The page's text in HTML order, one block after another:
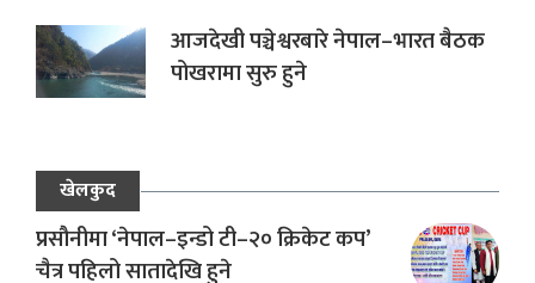
आजदेखी पञ्चेश्वरबारे नेपाल–भारत बैठक
पोखरामा सुरु हुने
खेलकुद
प्रसौनीमा ‘नेपाल–इन्डो टी–२० क्रिकेट कप’
चैत्र पहिलो सातादेखि हुने